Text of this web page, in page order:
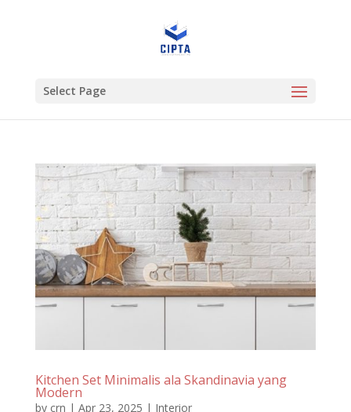
Select Page
Kitchen Set Minimalis ala Skandinavia yang
Modern
by crn | Apr 23, 2025 | Interior